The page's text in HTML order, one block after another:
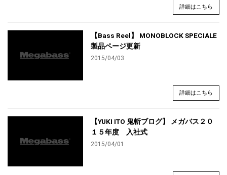
詳細はこちら
【Bass Reel】 MONOBLOCK SPECIALE
製品ページ更新
2015/04/03
詳細はこちら
【YUKI ITO 鬼斬ブログ】 メガバス２０
１５年度 入社式
2015/04/01